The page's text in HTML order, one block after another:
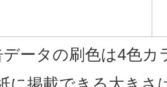
ータの刷色は4色カ